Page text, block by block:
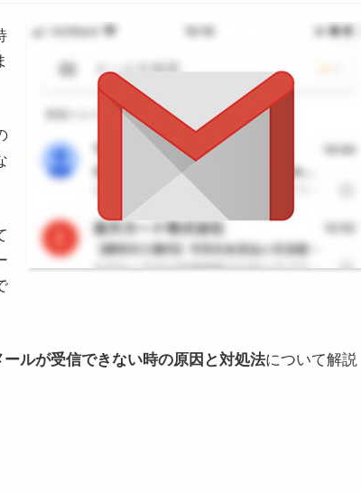
ルが受信できない時の原因と対処法について解説